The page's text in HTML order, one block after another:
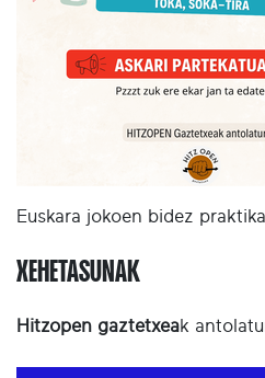
Euskara jokoen bidez
XEHETASUNAK
Hitzopen gaztetxeak